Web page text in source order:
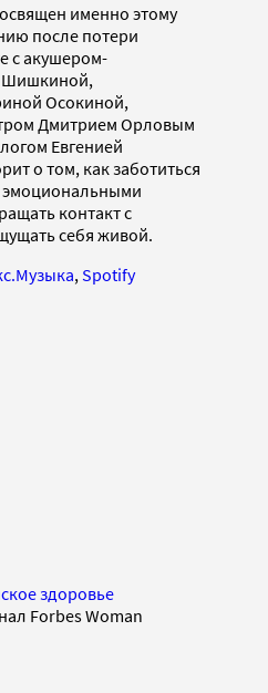
именно этому
после потери
с акушером-
Шишкиной,
Осокиной,
Дмитрием Орловым
Евгенией
о том, как заботиться
эмоциональными
контакт с
себя живой.
, Spotify
здоровье
Forbes Woman